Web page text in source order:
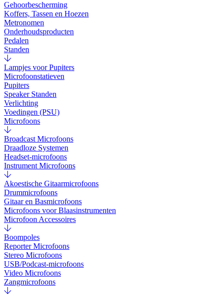
Gehoorbescherming
Koffers, Tassen en Hoezen
Metronomen
Onderhoudsproducten
Pedalen
Standen
Lampjes voor Pupiters
Microfoonstatieven
Pupiters
Speaker Standen
Verlichting
Voedingen (PSU)
Microfoons
Broadcast Microfoons
Draadloze Systemen
Headset-microfoons
Instrument Microfoons
Akoestische Gitaarmicrofoons
Drummicrofoons
Gitaar en Basmicrofoons
Microfoons voor Blaasinstrumenten
Microfoon Accessoires
Boompoles
Reporter Microfoons
Stereo Microfoons
USB/Podcast-microfoons
Video Microfoons
Zangmicrofoons